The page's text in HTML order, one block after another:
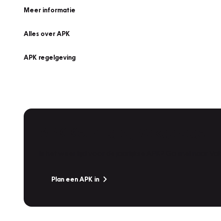
Meer informatie
Alles over APK
APK regelgeving
Plan een APK in